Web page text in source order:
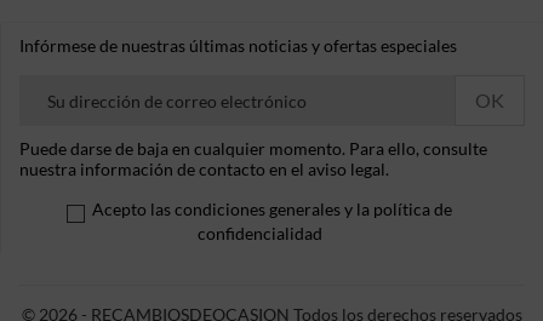
Infórmese de nuestras últimas noticias y ofertas especiales
Puede darse de baja en cualquier momento. Para ello, consulte
nuestra información de contacto en el aviso legal.
Acepto las condiciones generales y la política de
confidencialidad
© 2026 - RECAMBIOSDEOCASION Todos los derechos reservados